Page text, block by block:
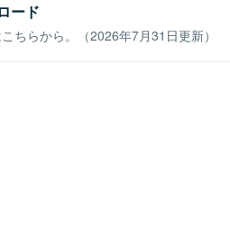
ード
ちらから。（2026年7月31日更新）